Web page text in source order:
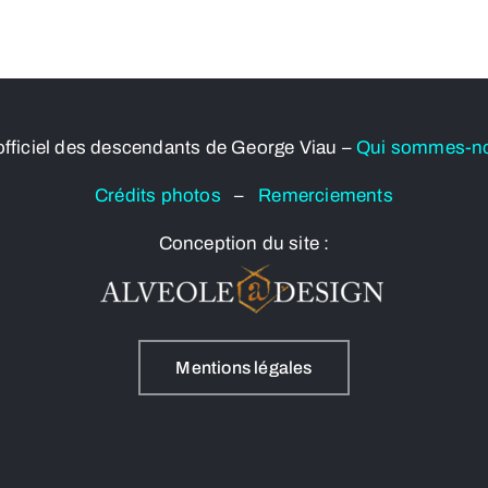
des descendants de George Viau – Qui sommes-
Crédits photos– Remerciements
Conception du site :
Mentions légales